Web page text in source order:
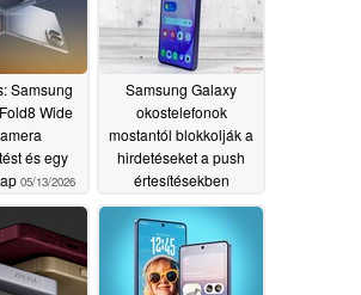
Samsung
Wide
és egy
05/13/2026
Samsung Galaxy
okostelefonok
mostantól blokkolják a
hirdetéseket a push
értesítésekben
05/13/2026